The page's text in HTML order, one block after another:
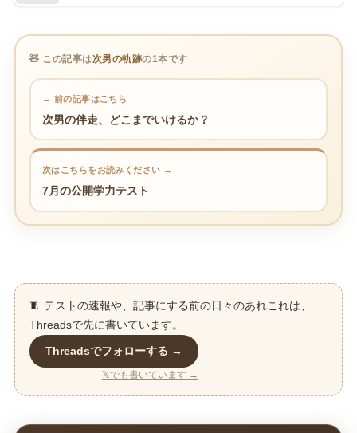
🧸 この記事は次男の軌跡の1本です
← 前の記事はこちら
次男の伴走、どこまでいけるか？
次はこちらをお読みください →
7月の公開学力テスト
🧵 テストの速報や、記事にする前の日々のあれこれは、
Threadsで先に書いています。
Threadsでフォローする →
𝕏でも書いています →